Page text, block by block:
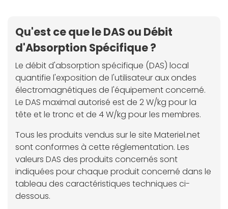
Qu'est ce que le DAS ou Débit
d'Absorption Spécifique ?
Le débit d'absorption spécifique (DAS) local
quantifie l'exposition de l'utilisateur aux ondes
électromagnétiques de l'équipement concerné.
Le DAS maximal autorisé est de 2 W/kg pour la
tête et le tronc et de 4 W/kg pour les membres.
Tous les produits vendus sur le site Materiel.net
sont conformes à cette réglementation. Les
valeurs DAS des produits concernés sont
indiquées pour chaque produit concerné dans le
tableau des caractéristiques techniques ci-
dessous.